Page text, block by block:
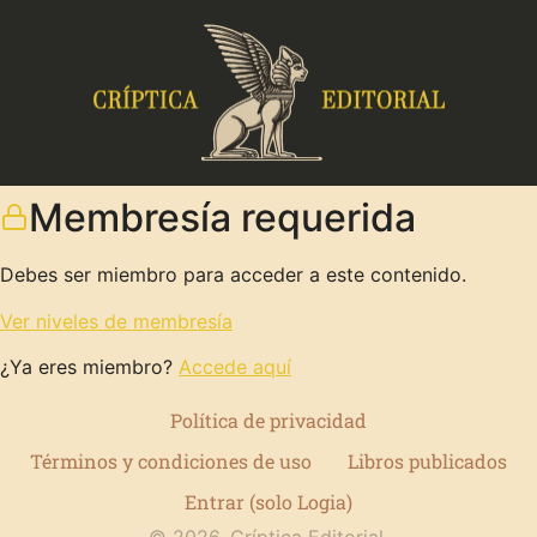
Membresía requerida
Debes ser miembro para acceder a este contenido.
Ver niveles de membresía
¿Ya eres miembro? Accede aquí
Política de privacidad
Términos y condiciones de uso
Libros publicados
Entrar (solo Logia)